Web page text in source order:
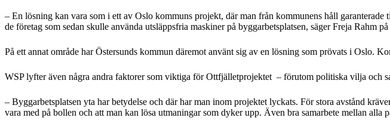
– En lösning kan vara som i ett av Oslo kommuns projekt, där man från kommunens håll
de företag som sedan skulle använda utsläppsfria maskiner på byggarbetsplatsen, säger Freja Rahm på
På ett annat område har Östersunds kommun däremot använt sig av en lösning som prövats i Oslo.
WSP lyfter även några andra faktorer som viktiga för Ottfjälletprojektet – förutom politiska vilja och
– Byggarbetsplatsen yta har betydelse och där har man inom projektet lyckats. För stora avstånd
vara med på bollen och att man kan lösa utmaningar som dyker upp. Även bra samarbete mellan